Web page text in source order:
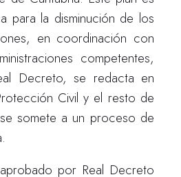
para la disminución de los
en coordinación con
competentes,
Decreto, se redacta en
Civil y el resto de
somete a un proceso de
por Real Decreto